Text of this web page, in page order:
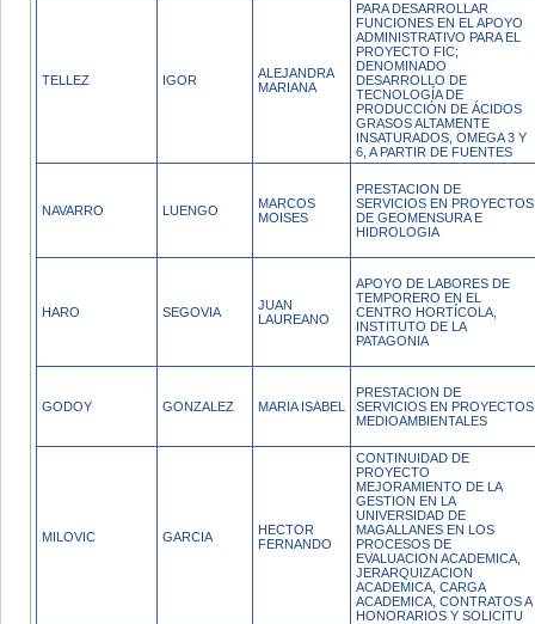
TELLEZ IGOR
ALEJANDRA
MARIANA
PARA DESARROLLAR
FUNCIONES EN EL APOYO
ADMINISTRATIVO PARA EL
PROYECTO FIC;
DENOMINADO
DESARROLLO DE
TECNOLOGÍA DE
PRODUCCIÓN DE ÁCIDOS
GRASOS ALTAMENTE
INSATURADOS, OMEGA 3 Y
6, A PARTIR DE FUENTES
NAVARRO LUENGO
MARCOS
MOISES
PRESTACION DE
SERVICIOS EN PROYECTOS
DE GEOMENSURA E
HIDROLOGIA
HARO SEGOVIA
JUAN
LAUREANO
APOYO DE LABORES DE
TEMPORERO EN EL
CENTRO HORTÍCOLA,
INSTITUTO DE LA
PATAGONIA
GODOY GONZALEZ MARIA ISABEL
PRESTACION DE
SERVICIOS EN PROYECTOS
MEDIOAMBIENTALES
MILOVIC GARCIA
HECTOR
FERNANDO
CONTINUIDAD DE
PROYECTO
MEJORAMIENTO DE LA
GESTION EN LA
UNIVERSIDAD DE
MAGALLANES EN LOS
PROCESOS DE
EVALUACION ACADEMICA,
JERARQUIZACION
ACADEMICA, CARGA
ACADEMICA, CONTRATOS A
HONORARIOS Y SOLICITU